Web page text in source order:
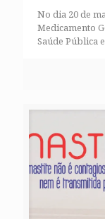
No dia 20 de
Medicamento
Saúde Pública